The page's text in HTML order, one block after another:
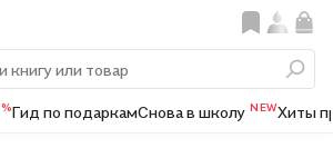
%Гид по подаркамСнова в школу NEWХиты